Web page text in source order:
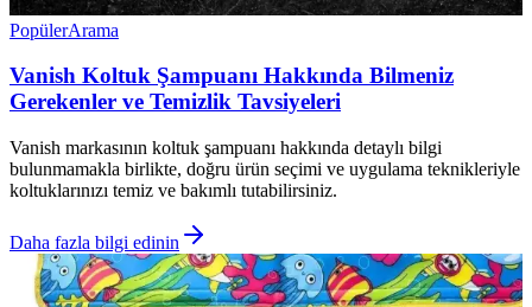
PopülerArama
Vanish Koltuk Şampuanı Hakkında Bilmeniz
Gerekenler ve Temizlik Tavsiyeleri
Vanish markasının koltuk şampuanı hakkında detaylı bilgi
bulunmamakla birlikte, doğru ürün seçimi ve uygulama teknikleriyle
koltuklarınızı temiz ve bakımlı tutabilirsiniz.
Daha fazla bilgi edinin